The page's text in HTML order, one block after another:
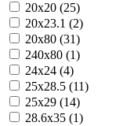
20x20 (25)
20x23.1 (2)
20x80 (31)
240x80 (1)
24x24 (4)
25x28.5 (11)
25x29 (14)
28.6x35 (1)